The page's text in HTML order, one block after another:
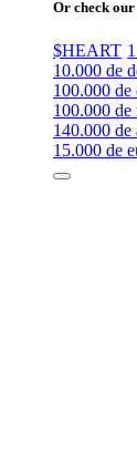
Or check
$HEART
10.000 de
100.000
100.000
140.000
15.000 de